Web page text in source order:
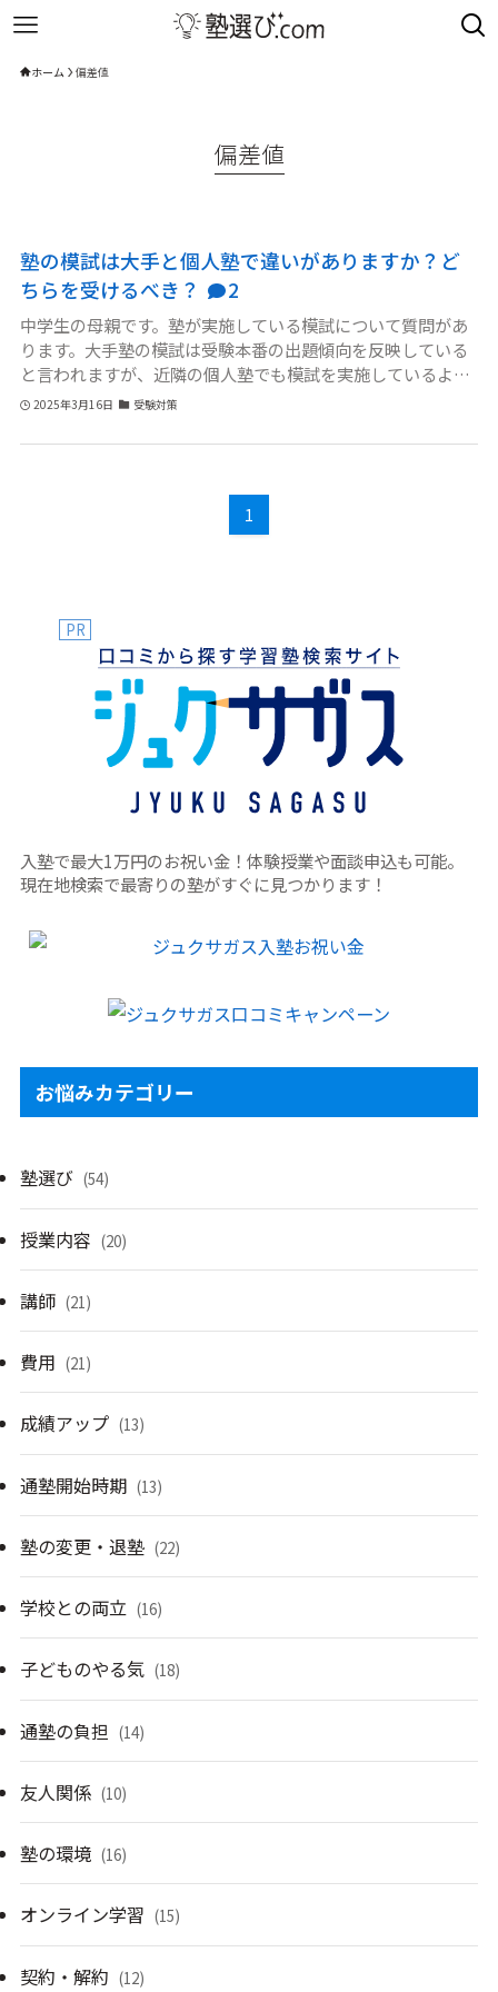
ホーム 偏差値
偏差値
塾の模試は大手と個人塾で違いがありますか？ど
ちらを受けるべき？
2
中学生の母親です。塾が実施している模試について質問があ
ります。大手塾の模試は受験本番の出題傾向を反映している
と言われますが、近隣の個人塾でも模試を実施しているよう
です。高校受験を考える上で、大手塾の模試と個人塾の模試
す。模試の精度や信頼性に違いはあるのでしょうか？やはり
のでしょうか？それぞれの特徴や違いについて教えていただ
2025年3月16日 受験対策
1
PR
入塾で最大1万円のお祝い金！体験授業や面談申込も可能。
現在地検索で最寄りの塾がすぐに見つかります！
お悩みカテゴリー
塾選び (54)
授業内容 (20)
講師 (21)
費用 (21)
成績アップ (13)
通塾開始時期 (13)
塾の変更・退塾 (22)
学校との両立 (16)
子どものやる気 (18)
通塾の負担 (14)
友人関係 (10)
塾の環境 (16)
オンライン学習 (15)
契約・解約 (12)